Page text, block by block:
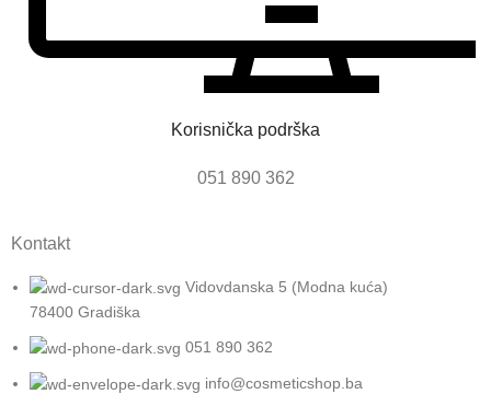
Korisnička podrška
051 890 362
Kontakt
Vidovdanska 5 (Modna kuća)
78400 Gradiška
051 890 362
info@cosmeticshop.ba